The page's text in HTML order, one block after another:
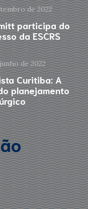
de 2022
participa do
da ESCRS
de 2022
Curitiba: A
planejamento